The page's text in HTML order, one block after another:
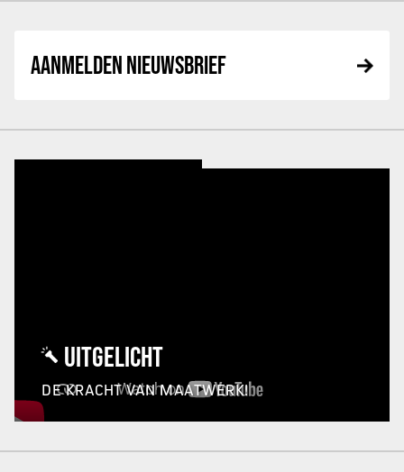
AANMELDEN NIEUWSBRIEF
UITGELICHT
DE KRACHT VAN MAATWERK!